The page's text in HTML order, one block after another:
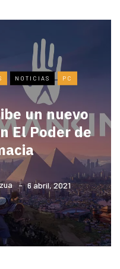
NOTICIAS PC
un nuevo
El Poder de
6 abril, 2021